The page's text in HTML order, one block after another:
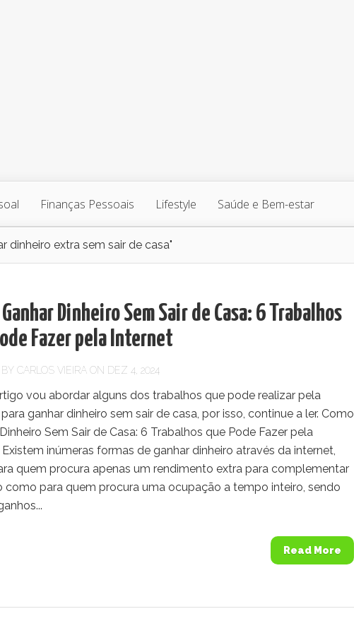
Finanças Pessoais Lifestyle Saúde e Bem-estar
dinheiro extra sem sair de casa"
Ganhar Dinheiro Sem Sair de Casa: 6 Trabalhos
Fazer pela Internet
CARLOS VIEIRA ON DEZ 4, 2024
vou abordar alguns dos trabalhos que pode realizar pela
ganhar dinheiro sem sair de casa, por isso, continue a ler. Como
Sem Sair de Casa: 6 Trabalhos que Pode Fazer pela
inúmeras formas de ganhar dinheiro através da internet,
quem procura apenas um rendimento extra para complementar
como para quem procura uma ocupação a tempo inteiro, sendo
Read More